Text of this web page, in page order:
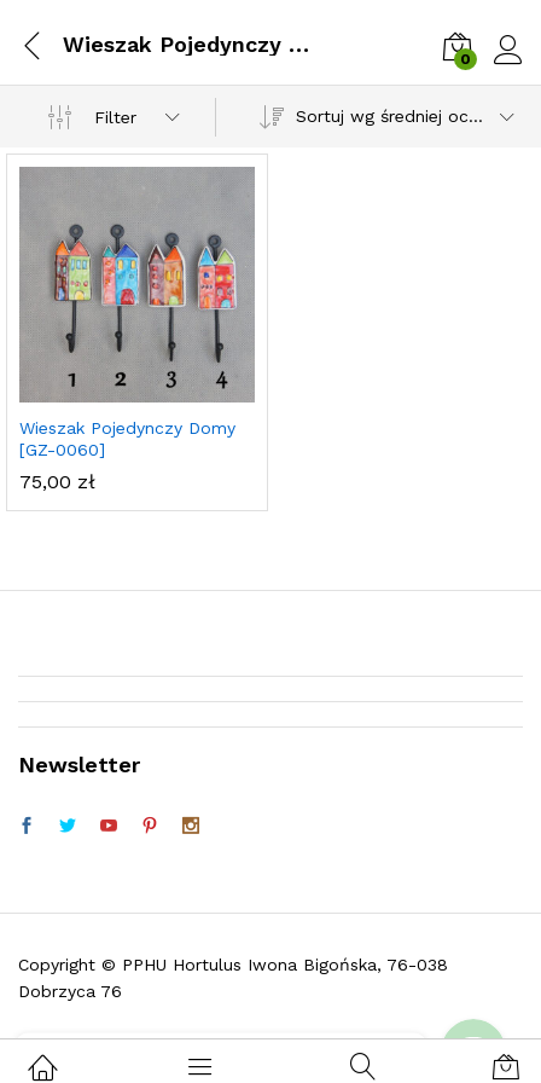
Wieszak Pojedynczy Domy [GZ-0060]
0
Filter Sortuj wg średniej oceny
Wieszak Pojedynczy Domy
[GZ-0060]
75,00 zł
Newsletter
Copyright © PPHU Hortulus Iwona Bigońska, 76-038
Dobrzyca 76
Skontaktuj się z nami i zadaj pytanie